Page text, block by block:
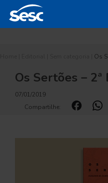
Os
Os Sertões – 2ª
07/01/2019
Compartilhe: